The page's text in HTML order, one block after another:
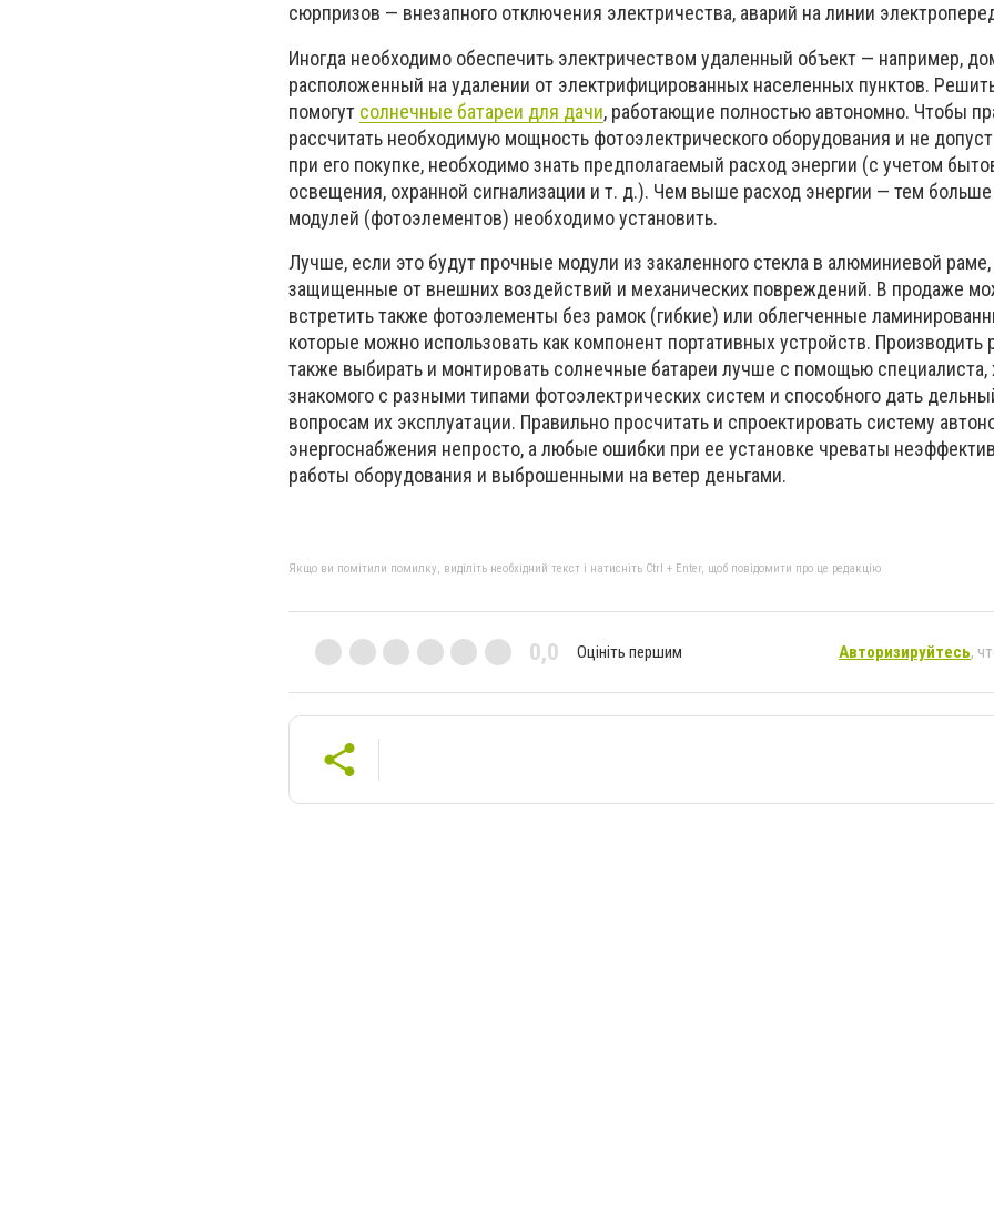
сюрпризов — внезапного отключения электричества, аварий на линии
Иногда необходимо обеспечить электричеством удаленный объект — например,
расположенный на удалении от электрифицированных населенных пунктов.
помогут солнечные батареи для дачи, работающие полностью автономно. Чтобы
рассчитать необходимую мощность фотоэлектрического оборудования и не
при его покупке, необходимо знать предполагаемый расход энергии (с учетом
освещения, охранной сигнализации и т. д.). Чем выше расход энергии — тем
модулей (фотоэлементов) необходимо установить.
Лучше, если это будут прочные модули из закаленного стекла в алюминиевой
защищенные от внешних воздействий и механических повреждений. В продаже
встретить также фотоэлементы без рамок (гибкие) или облегченные
которые можно использовать как компонент портативных устройств. Производить
также выбирать и монтировать солнечные батареи лучше с помощью
знакомого с разными типами фотоэлектрических систем и способного дать
вопросам их эксплуатации. Правильно просчитать и спроектировать систему
энергоснабжения непросто, а любые ошибки при ее установке чреваты
работы оборудования и выброшенными на ветер деньгами.
Якщо ви помітили помилку, виділіть необхідний текст і натисніть Ctrl + Enter, щоб повідомити про це редакцію
0,0 Оцініть першим Авторизируйтесь,